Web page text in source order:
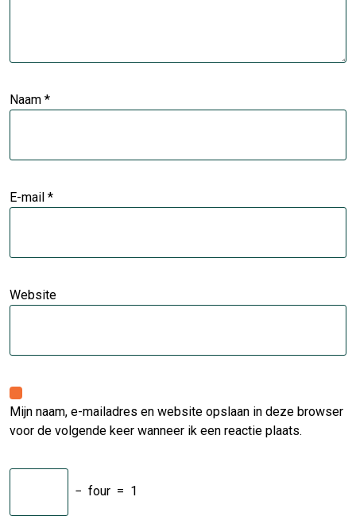
Naam *
E-mail *
Website
Mijn naam, e-mailadres en website opslaan in deze browser
voor de volgende keer wanneer ik een reactie plaats.
− four = 1